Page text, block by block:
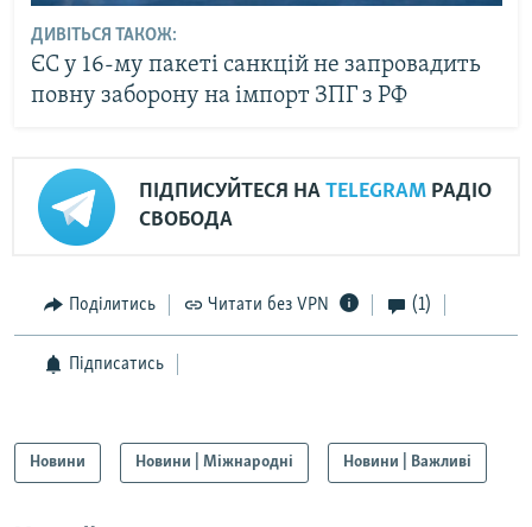
ДИВІТЬСЯ ТАКОЖ:
ЄС у 16-му пакеті санкцій не запровадить
повну заборону на імпорт ЗПГ з РФ
ПІДПИСУЙТЕСЯ НА TELEGRAM РАДІО
СВОБОДА
Поділитись Читати без VPN (1)
Підписатись
Новини Новини | Міжнародні Новини | Важливі